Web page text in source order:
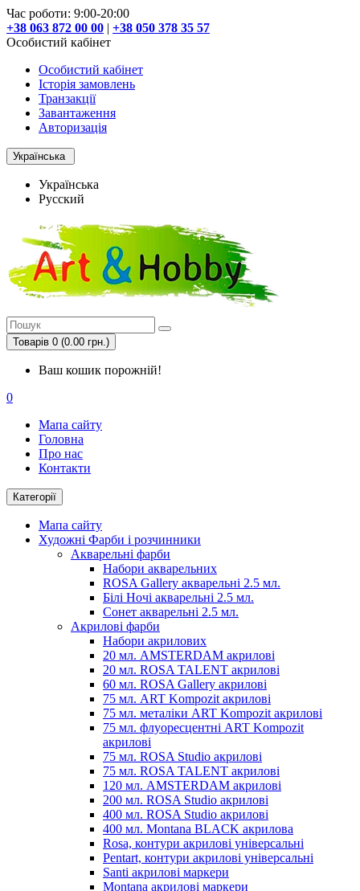
Час роботи: 9:00-20:00
+38 063 872 00 00 | +38 050 378 35 57
Особистий кабінет
Особистий кабінет
Історія замовлень
Транзакції
Завантаження
Авторизація
Українська
Українська
Русский
Товарів 0 (0.00 грн.)
Ваш кошик порожній!
0
Мапа сайту
Головна
Про нас
Контакти
Категорії
Мапа сайту
Художні Фарби і розчинники
Акварельні фарби
Набори акварельних
ROSA Gallery акварельні 2.5 мл.
Білі Ночі акварельні 2.5 мл.
Сонет акварельні 2.5 мл.
Акрилові фарби
Набори акрилових
20 мл. AMSTERDAM акрилові
20 мл. ROSA TALENT акрилові
60 мл. ROSA Gallery акрилові
75 мл. ART Kompozit акрилові
75 мл. металіки ART Kompozit акрилові
75 мл. флуоресцентні ART Kompozit
акрилові
75 мл. ROSA Studio акрилові
75 мл. ROSA TALENT акрилові
120 мл. AMSTERDAM акрилові
200 мл. ROSA Studio акрилові
400 мл. ROSA Studio акрилові
400 мл. Montana BLACK акрилова
Rosa, контури акрилові універсальні
Pentart, контури акрилові універсальні
Santi акрилові маркери
Montana акрилові маркери